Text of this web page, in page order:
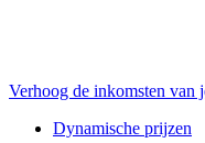
Verhoog de inkomsten van
Dynamische prijzen